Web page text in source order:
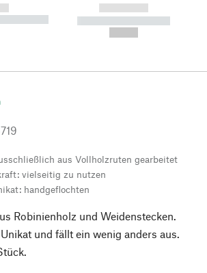
--------
------------
----------- -----------
aus Vollholzruten gearbeitet
vielseitig zu nutzen
handgeflochten
Robinienholz und Weidenstecken.
und fällt ein wenig anders aus.